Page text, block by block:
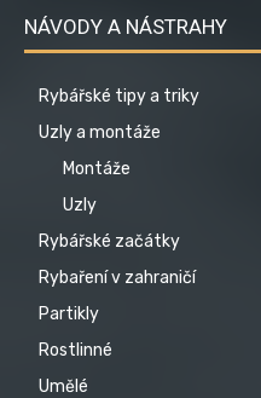
NÁVODY A NÁSTRAHY
Rybářské tipy a triky
Uzly a montáže
Montáže
Uzly
Rybářské začátky
Rybaření v zahraničí
Partikly
Rostlinné
Umělé